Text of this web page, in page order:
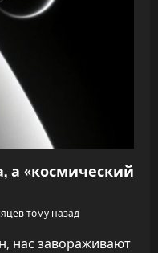
а «космический
тому назад
нас завораживают